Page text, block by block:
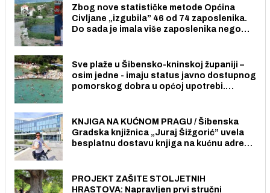
Zbog nove statističke metode Općina
Civljane „izgubila” 46 od 74 zaposlenika.
Do sada je imala više zaposlenika nego
Sve plaže u Šibensko-kninskoj županiji –
osim jedne - imaju status javno dostupnog
pomorskog dobra u općoj upotrebi.
KNJIGA NA KUĆNOM PRAGU / Šibenska
Gradska knjižnica „Juraj Šižgorić” uvela
besplatnu dostavu knjiga na kućnu adresu
PROJEKT ZAŠITE STOLJETNIH
HRASTOVA: Napravljen prvi stručni